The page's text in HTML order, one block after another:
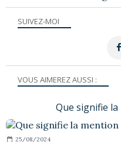
SUIVEZ-MOI
VOUS AIMEREZ AUSSI :
Que signifie la
25/08/2024